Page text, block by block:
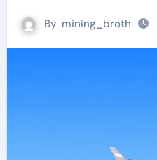
By mining_broth